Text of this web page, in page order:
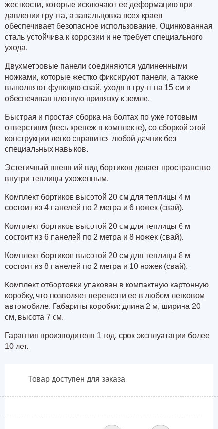
жесткости, которые исключают ее деформацию при
давлении грунта, а завальцовка всех краев
обеспечивает безопасное использование. Оцинкованная
сталь устойчива к коррозии и не требует специального
ухода.
Двухметровые панели соединяются удлиненными
ножками, которые жестко фиксируют панели, а также
выполняют функцию свай, уходя в грунт на 15 см и
обеспечивая плотную привязку к земле.
Быстрая и простая сборка на болтах по уже готовым
отверстиям (весь крепеж в комплекте), со сборкой этой
конструкции легко справится любой дачник без
специальных навыков.
Эстетичный внешний вид бортиков делает пространство
внутри теплицы ухоженным.
Комплект бортиков высотой 20 см для теплицы 4 м
состоит из 4 панелей по 2 метра и 6 ножек (свай).
Комплект бортиков высотой 20 см для теплицы 6 м
состоит из 6 панелей по 2 метра и 8 ножек (свай).
Комплект бортиков высотой 20 см для теплицы 8 м
состоит из 8 панелей по 2 метра и 10 ножек (свай).
Комплект отбортовки упакован в компактную картонную
коробку, что позволяет перевезти ее в любом легковом
автомобиле. Габариты коробки: длина 2 м, ширина 20
см, высота 7 см.
Гарантия производителя 1 год, срок эксплуатации более
10 лет.
Товар доступен для заказа